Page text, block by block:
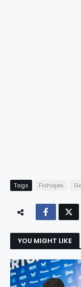
Tags Fichajes
YOU MIGHT LIKE